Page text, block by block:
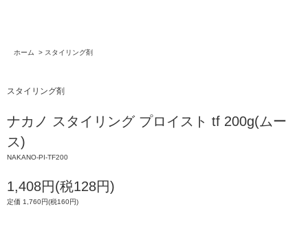
ホーム > スタイリング剤
スタイリング剤
ナカノ スタイリング プロイスト tf 200g(ムー
ス)
NAKANO-PI-TF200
1,408円(税128円)
定価 1,760円(税160円)